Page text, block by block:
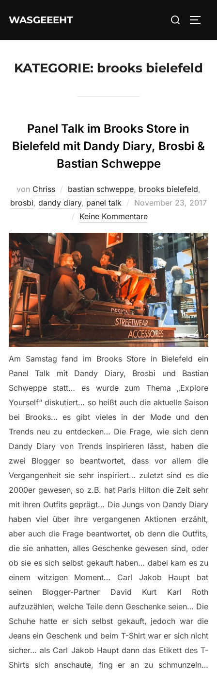
InhaltWASGEEEHT
Suchen
KATEGORIE: brooks bielefeld
Panel Talk im Brooks Store in
Bielefeld mit Dandy Diary, Brosbi &
Bastian Schweppe
von Chriss bastian schweppe, brooks bielefeld,
brosbi, dandy diary, panel talk
Veröffentlicht
am
November 23, 2017
Keine Kommentare
Am Samstag fand im Brooks Store in Bielefeld ein
Panel Talk mit Dandy Diary, Brosbi und Bastian
Schweppe statt… es wurde zum Thema „Explore
Yourself“ diskutiert… so heißt auch die aktuelle Saison
bei Brooks… es gibt vieles in der Mode und den
Trends neu zu entdecken… Die Frage, wie sich denn
Dandy Diary von Trends inspirieren lässt, haben die
zwei Blogger so beantwortet, dass vor allem die
Vergangenheit sie sehr inspiriert… zuletzt sind es die
2000er gewesen, so z.B. hat Paris Hilton die Zeit sehr
mit ihren Outfits geprägt… Die Jungs von Dandy Diary
haben viel über ihre vergangenen Aktionen erzählt,
aber auch die Frage beantwortet, ob denn die Outfits,
die sie anhatten, alles Geschenke gewesen sind, oder
ob sie es sich selbst gekauft haben… dabei kam es zu
einem witzigen Moment… Carl Jakob Haupt bat
seinen Blogger-Partner David Kurt Karl Roth
aufzuzählen, welche Teile denn Geschenke seien… Die
Schuhe hatte er sich selbst gekauft, jedoch war die
Jeans ein Geschenk und beim T-Shirt war er sich nicht
sicher… als Carl Jakob Haupt dann das Etikett des T-
Shirts sich anschaute, fing er an zu schmunzeln…